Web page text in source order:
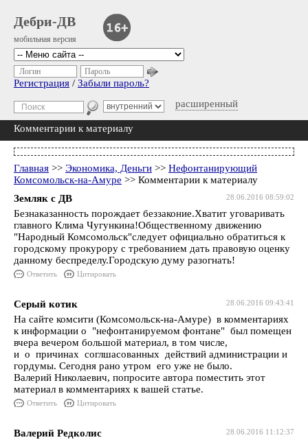
Дебри-ДВ
мобильная версия
расширенный
Логин Пароль
Регистрация / Забыли пароль?
Комментарии к материалу
Главная >> Экономика, Деньги >> Нефонтанирующий
Комсомольск-на-Амуре >> Комментарии к материалу
28.06.2016 08:59:02
Земляк с ДВ
Безнаказанность порождает беззаконие.Хватит уговаривать
главного Клима Чугункина!Общественному движению
"Народный Комсомольск"следует официально обратиться к
городскому прокурору с требованием дать правовую оценку
данному беспределу.Городскую думу разогнать!
Ответить Цитировать
28.06.2016 09:43:41
Серый котик
На сайте комсити (Комсомольск-на-Амуре) в комментариях
к информации о "нефонтанируемом фонтане" был помещен
вчера вечером большой материал, в том числе,
и о причинах соглшасованных действий администрации и
гордумы. Сегодня рано утром его уже не было.
Валерий Николаевич, попросите автора поместить этот
материал в комментариях к вашей статье.
Ответить Цитировать
28.06.2016 11:12:37
Валерий Редколис